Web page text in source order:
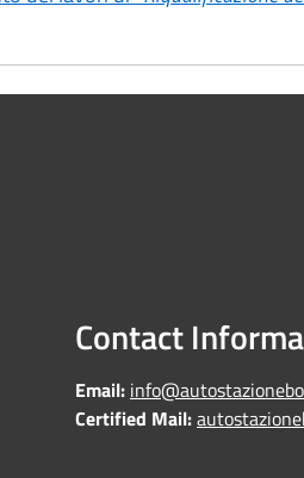
Contact
Email:
Certified Mail: